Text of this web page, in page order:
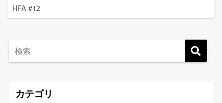
HFA #12
カテゴリ